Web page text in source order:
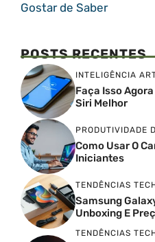
Gostar de Saber
POSTS RECENTES
INTELIGÊNCIA
Faça Isso
Siri Melhor
PRODUTIVIDADE
Como Usar O
Iniciantes
TENDÊNCIAS
Samsung
Unboxing E
TENDÊNCIAS